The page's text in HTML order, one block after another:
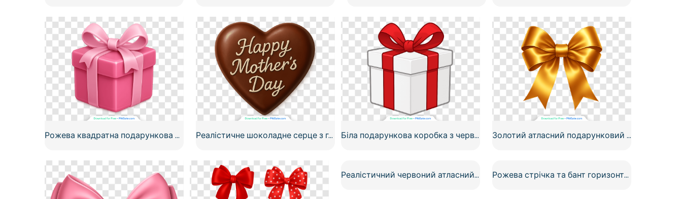
Рожева квадратна подарункова коробка з м'яким бантом, прикраса, безкоштовний PNG Реалістичне шоколадне серце з глазур'ю до Дня матері, безкоштовний PNG Біла подарункова коробка з червоною стрічкою та бантом, безкоштовний PNG Золотий атласний подарунковий бант з подвійними петлями безкоштовно PNG
Реалістичний червоний атласний стрічковий бант з бантом, безкоштовний PNG для прикраси подарунка Рожева стрічка та бант горизонтальна прикраса Безкоштовний PNG